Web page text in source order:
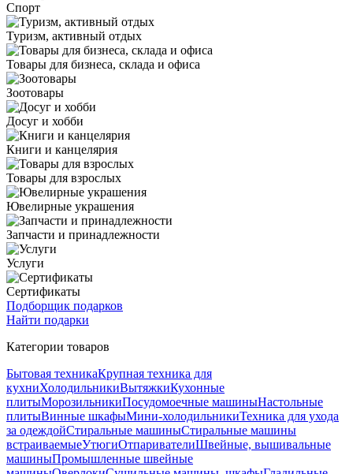
Спорт
Туризм, активный отдых
Товары для бизнеса, склада и офиса
Зоотовары
Досуг и хобби
Книги и канцелярия
Товары для взрослых
Ювелирные украшения
Запчасти и принадлежности
Услуги
Сертификаты
Подборщик подарков
Найти подарки
Категории товаров
Бытовая техникаКрупная техника для
кухниХолодильникиВытяжкиКухонные
плитыМорозильникиПосудомоечные машиныНастольные
плитыВинные шкафыМини-холодильникиТехника для ухода
за одеждойСтиральные машиныСтиральные машины
встраиваемыеУтюгиОтпаривателиШвейные, вышивальные
машиныПромышленные швейные